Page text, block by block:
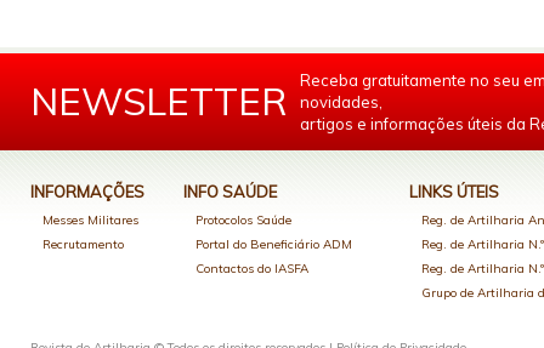
NEWSLETTER
Receba gratuitamente no seu
novidades,
artigos e informações úteis da
INFORMAÇÕES
Messes Militares
Recrutamento
INFO SAÚDE
Protocolos Saúde
Portal do Beneficiário ADM
Contactos do IASFA
LINKS ÚTEIS
Reg. de Artilharia
Reg. de Artilharia
Reg. de Artilharia
Grupo de Artilharia